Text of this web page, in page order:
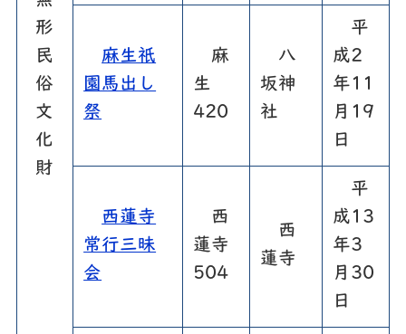
形
民
俗
文
化
財
麻生祇
園馬出し
祭
麻
生
420
八
坂神
社
平
成2
年11
月19
日
西蓮寺
常行三昧
会
西
蓮寺
504
西
蓮寺
平
成13
年3
月30
日